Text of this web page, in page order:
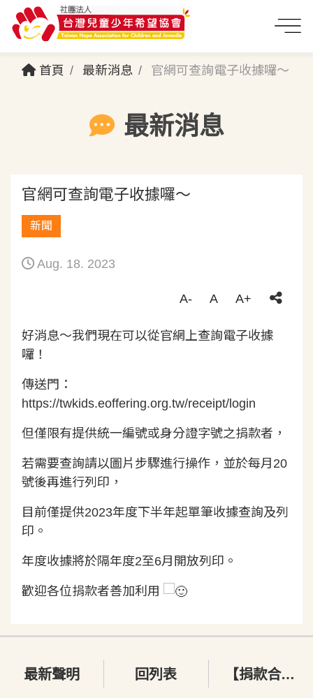
首頁 最新消息 官網可查詢電子收據囉～
最新消息
官網可查詢電子收據囉～
新聞
Aug. 18. 2023
A- A A+
好消息～我們現在可以從官網上查詢電子收據
囉！
傳送門：
https://twkids.eoffering.org.tw/receipt/login
但僅限有提供統一編號或身分證字號之捐款者，
若需要查詢請以圖片步驟進行操作，並於每月20
號後再進行列印，
目前僅提供2023年度下半年起單筆收據查詢及列
印。
年度收據將於隔年度2至6月開放列印。
歡迎各位捐款者善加利用
最新聲明 回列表 【捐款合作】台灣兒少×街口支付